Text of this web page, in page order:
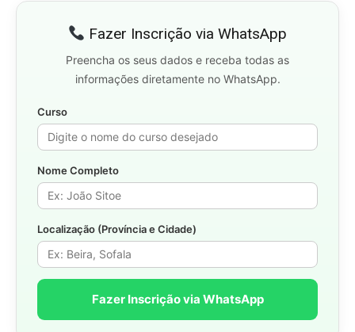
Fazer Inscrição via WhatsApp
Preencha os seus dados e receba todas as
informações diretamente no WhatsApp.
Curso
Nome Completo
Localização (Província e Cidade)
Fazer Inscrição via WhatsApp